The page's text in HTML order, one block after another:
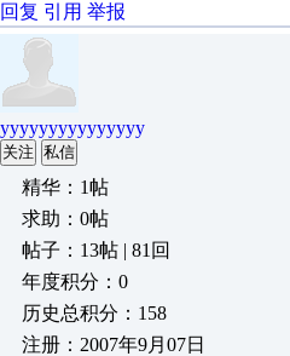
回复 引用 举报
yyyyyyyyyyyyyyy
关注 私信
精华：1帖
求助：0帖
帖子：13帖 | 81回
年度积分：0
历史总积分：158
注册：2007年9月07日